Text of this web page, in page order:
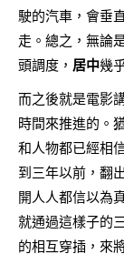
駛的汽車，會垂
走。總之，無論
頭調度， 居中幾
而之後就是電影
時間來推進的。
和人物都已經相
到三年以前，翻
開人人都信以為
就通過這樣子的
的相互穿插，來